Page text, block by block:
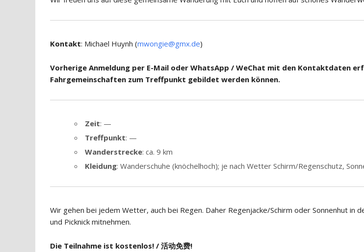
Kontakt: Michael Huynh (mwongie@gmx.de)
Vorherige Anmeldung per E-Mail oder WhatsApp / WeChat mit den Kontaktdaten
Fahrgemeinschaften zum Treffpunkt gebildet werden können.
Zeit: —
Treffpunkt: —
Wanderstrecke: ca. 9 km
Kleidung: Wanderschuhe (knöchelhoch); je nach Wetter Schirm/Regenschutz,
Wir gehen bei jedem Wetter, auch bei Regen. Daher Regenjacke/Schirm oder Sonnenhut in
und Picknick mitnehmen.
Die Teilnahme ist kostenlos! / 活动免费!